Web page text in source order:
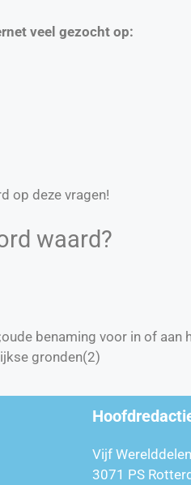
veel gezocht op:
op deze vragen!
waard?
benaming voor in of
gronden(2)
Vijf
3071 PS